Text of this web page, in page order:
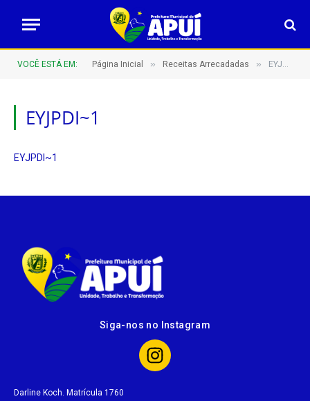
VOCÊ ESTÁ EM: Página Inicial » Receitas Arrecadadas » EYJPDI~1
EYJPDI~1
EYJPDI~1
Siga-nos no Instagram
Darline Koch. Matrícula 1760